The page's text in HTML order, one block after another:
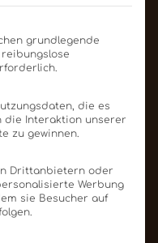
Gruppen, für die eine
grundlegende
die es
die Interaktion unserer
zu gewinnen.
Drittanbietern oder
Werbung
sie Besucher auf